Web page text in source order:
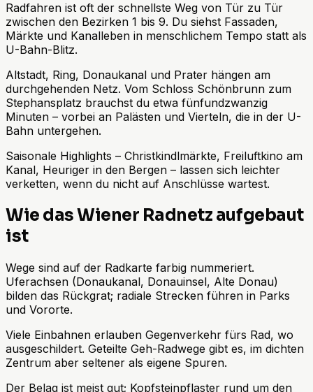
Radfahren ist oft der schnellste Weg von Tür zu Tür
zwischen den Bezirken 1 bis 9. Du siehst Fassaden,
Märkte und Kanalleben in menschlichem Tempo statt als
U-Bahn-Blitz.
Altstadt, Ring, Donaukanal und Prater hängen am
durchgehenden Netz. Vom Schloss Schönbrunn zum
Stephansplatz brauchst du etwa fünfundzwanzig
Minuten – vorbei an Palästen und Vierteln, die in der U-
Bahn untergehen.
Saisonale Highlights – Christkindlmärkte, Freiluftkino am
Kanal, Heuriger in den Bergen – lassen sich leichter
verketten, wenn du nicht auf Anschlüsse wartest.
Wie das Wiener Radnetz aufgebaut
ist
Wege sind auf der Radkarte farbig nummeriert.
Uferachsen (Donaukanal, Donauinsel, Alte Donau)
bilden das Rückgrat; radiale Strecken führen in Parks
und Vororte.
Viele Einbahnen erlauben Gegenverkehr fürs Rad, wo
ausgeschildert. Geteilte Geh-Radwege gibt es, im dichten
Zentrum aber seltener als eigene Spuren.
Der Belag ist meist gut; Kopfsteinpflaster rund um den